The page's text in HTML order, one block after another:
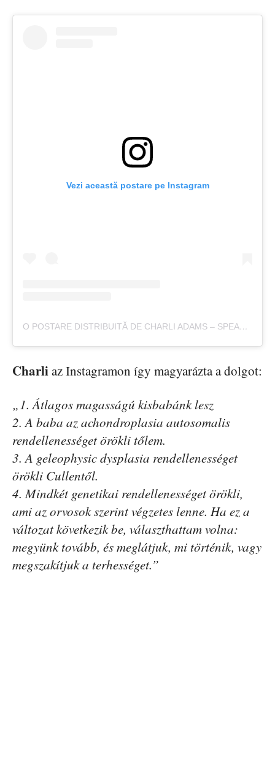
Vezi această postare pe Instagram
O POSTARE DISTRIBUITĂ DE CHARLI ADAMS – SPEAKER (@CHARLI_KATE)
Charliaz Instagramon így magyarázta a dolgot:
„1. Átlagos magasságú kisbabánk lesz
2. A baba az achondroplasia autosomalis
rendellenességet örökli tőlem.
3. A geleophysic dysplasia rendellenességet
örökli Cullentől.
4. Mindkét genetikai rendellenességet örökli,
ami az orvosok szerint végzetes lenne. Ha ez a
változat következik be, választhattam volna:
megyünk tovább, és meglátjuk, mi történik, vagy
megszakítjuk a terhességet.”